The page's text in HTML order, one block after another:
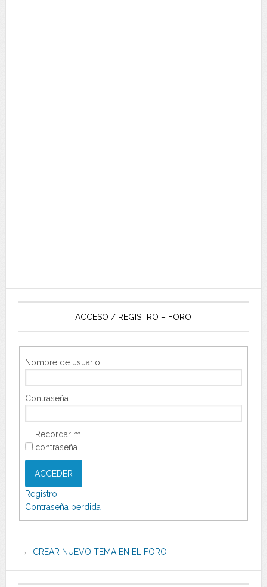
ACCESO / REGISTRO – FORO
Nombre de usuario:
Contraseña:
Recordar mi
contraseña
ACCEDER
Registro
Contraseña perdida
CREAR NUEVO TEMA EN EL FORO